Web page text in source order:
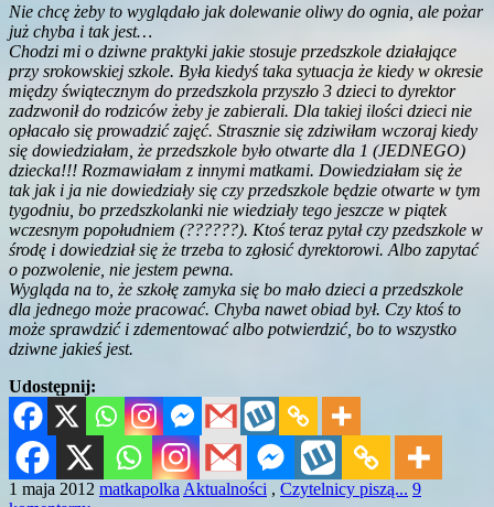
Nie chcę żeby to wyglądało jak dolewanie oliwy do ognia, ale pożar
już chyba i tak jest…
Chodzi mi o dziwne praktyki jakie stosuje przedszkole działające
przy srokowskiej szkole. Była kiedyś taka sytuacja że kiedy w okresie
między świątecznym do przedszkola przyszło 3 dzieci to dyrektor
zadzwonił do rodziców żeby je zabierali. Dla takiej ilości dzieci nie
opłacało się prowadzić zajęć. Strasznie się zdziwiłam wczoraj kiedy
się dowiedziałam, że przedszkole było otwarte dla 1 (JEDNEGO)
dziecka!!! Rozmawiałam z innymi matkami. Dowiedziałam się że
tak jak i ja nie dowiedziały się czy przedszkole będzie otwarte w tym
tygodniu, bo przedszkolanki nie wiedziały tego jeszcze w piątek
wczesnym popołudniem (??????). Ktoś teraz pytał czy pzedszkole w
środę i dowiedział się że trzeba to zgłosić dyrektorowi. Albo zapytać
o pozwolenie, nie jestem pewna.
Wygląda na to, że szkołę zamyka się bo mało dzieci a przedszkole
dla jednego może pracować. Chyba nawet obiad był. Czy ktoś to
może sprawdzić i zdementować albo potwierdzić, bo to wszystko
dziwne jakieś jest.
Udostępnij:
1 maja 2012 matkapolka Aktualności , Czytelnicy piszą... 9